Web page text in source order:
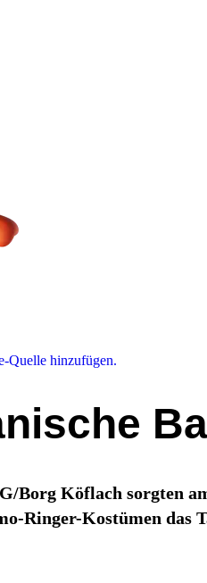
Quelle hinzufügen.
Borg Köflach sorgten
Ringer-Kostümen das